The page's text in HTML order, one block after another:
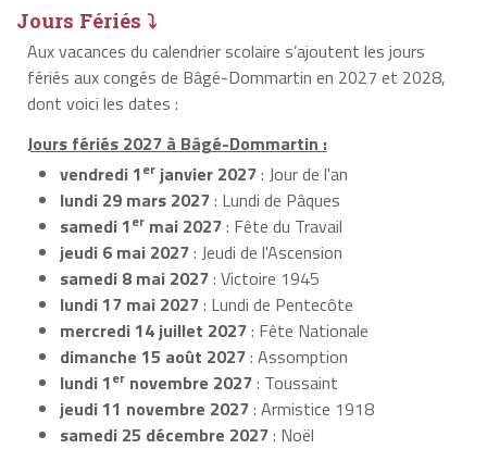
Jours Fériés ⤵
Aux vacances du calendrier scolaire s’ajoutent les jours
fériés aux congés de Bâgé-Dommartin en 2027 et 2028,
dont voici les dates :
Jours fériés 2027 à Bâgé-Dommartin :
vendredi 1er janvier 2027: Jour de l'an
lundi 29 mars 2027: Lundi de Pâques
samedi 1er mai 2027: Fête du Travail
jeudi 6 mai 2027: Jeudi de l'Ascension
samedi 8 mai 2027: Victoire 1945
lundi 17 mai 2027: Lundi de Pentecôte
mercredi 14 juillet 2027: Fête Nationale
dimanche 15 août 2027: Assomption
lundi 1er novembre 2027: Toussaint
jeudi 11 novembre 2027: Armistice 1918
samedi 25 décembre 2027: Noël